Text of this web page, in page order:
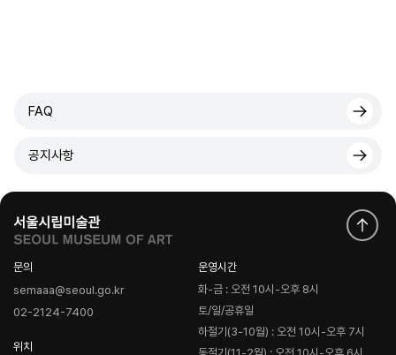
FAQ
공지사항
문의
semaaa@seoul.go.kr
02-2124-7400
위치
운영시간
화-금 : 오전 10시-오후 8시
토/일/공휴일
하절기(3-10월) : 오전 10시-오후 7시